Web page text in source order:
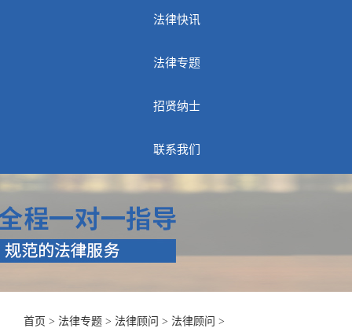
法律快讯
法律专题
招贤纳士
联系我们
首页 > 法律专题 > 法律顾问 > 法律顾问 >